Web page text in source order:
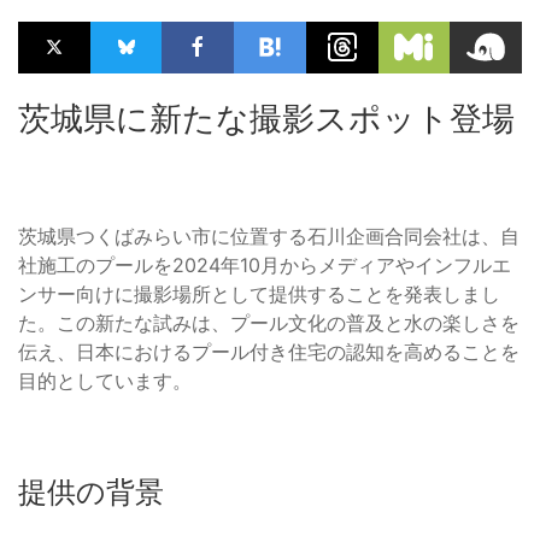
茨城県に新たな撮影スポット登場
茨城県つくばみらい市に位置する石川企画合同会社は、自
社施工のプールを2024年10月からメディアやインフルエ
ンサー向けに撮影場所として提供することを発表しまし
た。この新たな試みは、プール文化の普及と水の楽しさを
伝え、日本におけるプール付き住宅の認知を高めることを
目的としています。
提供の背景